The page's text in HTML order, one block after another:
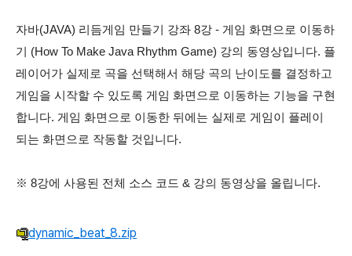
자바(JAVA) 리듬게임 만들기 강좌 8강 - 게임 화면으로 이동하
기 (How To Make Java Rhythm Game) 강의 동영상입니다. 플
레이어가 실제로 곡을 선택해서 해당 곡의 난이도를 결정하고
게임을 시작할 수 있도록 게임 화면으로 이동하는 기능을 구현
합니다. 게임 화면으로 이동한 뒤에는 실제로 게임이 플레이
되는 화면으로 작동할 것입니다.
※ 8강에 사용된 전체 소스 코드 & 강의 동영상을 올립니다.
dynamic_beat_8.zip